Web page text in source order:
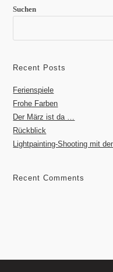
Suchen
Recent Posts
Ferienspiele
Frohe Farben
Der März ist da …
Rückblick
Lightpainting-Shooting mit
Recent Comments